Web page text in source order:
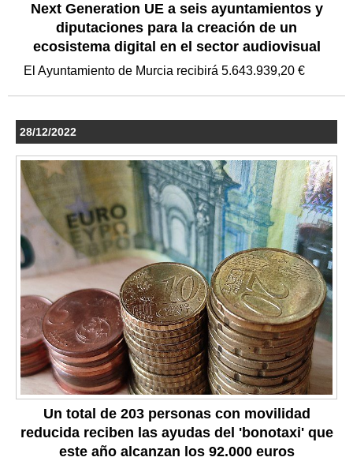
Next Generation UE a seis ayuntamientos y
diputaciones para la creación de un
ecosistema digital en el sector audiovisual
El Ayuntamiento de Murcia recibirá 5.643.939,20 €
28/12/2022
Un total de 203 personas con movilidad
reducida reciben las ayudas del 'bonotaxi' que
este año alcanzan los 92.000 euros